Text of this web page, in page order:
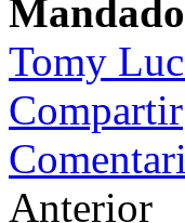
Tomy
Compartir
Anterior